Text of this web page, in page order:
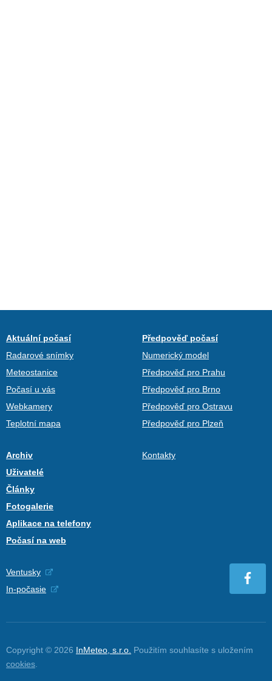
Aktuální počasí
Radarové snímky
Meteostanice
Počasí u vás
Webkamery
Teplotní mapa
Předpověď počasí
Numerický model
Předpověď pro Prahu
Předpověď pro Brno
Předpověď pro Ostravu
Předpověď pro Plzeň
Archiv
Uživatelé
Články
Fotogalerie
Aplikace na telefony
Počasí na web
Kontakty
Ventusky
In-počasie
Copyright © 2026 InMeteo, s.r.o. Použitím souhlasíte s uložením
cookies